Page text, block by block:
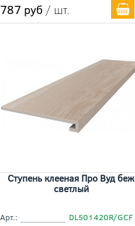
787 руб / шт.
Ступень клееная Про Вуд беж
светлый
Арт.:
DL501420R/GCF